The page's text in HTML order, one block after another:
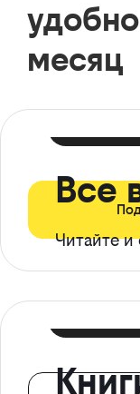
месяц
Все
Читайте